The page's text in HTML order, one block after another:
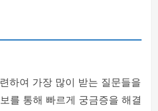
하여 가장 많이 받는 질문들을
를 통해 빠르게 궁금증을 해결